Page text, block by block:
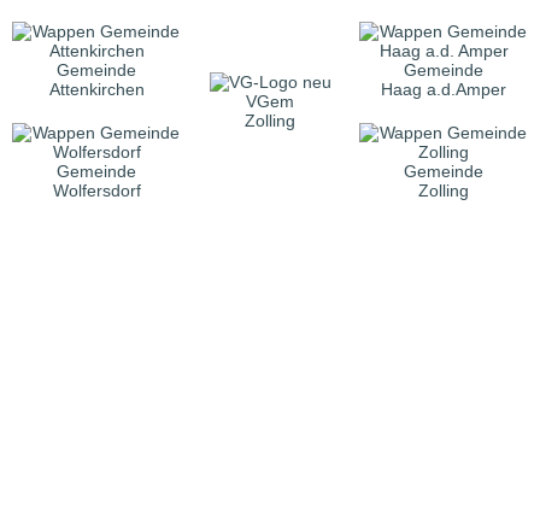
Gemeinde
Attenkirchen
VGem
Zolling
Gemeinde
Haag a.d.Amper
Gemeinde
Wolfersdorf
Gemeinde
Zolling